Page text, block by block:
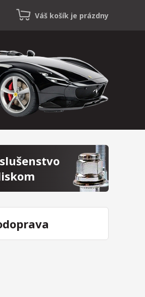
Váš košík je prázdny